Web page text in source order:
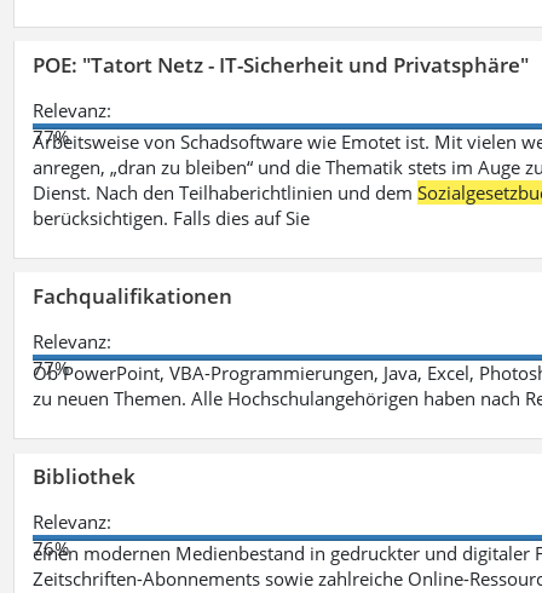
POE: "Tatort Netz - IT-Sicherheit und Privatsphäre"
Relevanz:
77%
Arbeitsweise von Schadsoftware wie Emotet ist. Mit vielen
anregen, „dran zu bleiben“ und die Thematik stets im
Dienst. Nach den Teilhaberichtlinien und dem
berücksichtigen. Falls dies auf Sie
Fachqualifikationen
Relevanz:
77%
Ob PowerPoint, VBA-Programmierungen, Java, Excel,
zu neuen Themen. Alle Hochschulangehörigen haben nach
Bibliothek
Relevanz:
76%
einen modernen Medienbestand in gedruckter und
Zeitschriften-Abonnements sowie zahlreiche Online-